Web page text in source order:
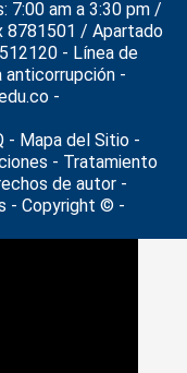
7:00 am a 3:30 pm /
8781501 / Apartado
- Línea de
anticorrupción -
-
- Mapa del Sitio -
- Tratamiento
de autor -
- Copyright © -